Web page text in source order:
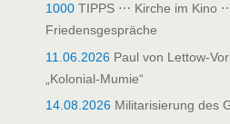
1000 TIPPS ⋯ Kirche im Kino
Friedensgespräche
11.06.2026 Paul von Lettow-
„Kolonial-Mumie“
14.08.2026 Militarisierung des